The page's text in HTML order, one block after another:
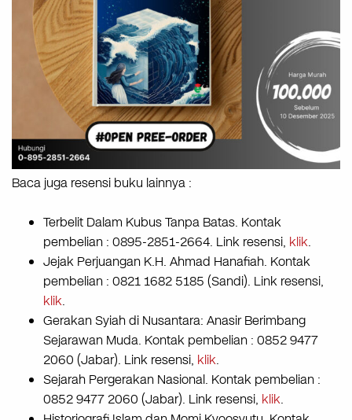
Baca juga resensi buku lainnya :
Terbelit Dalam Kubus Tanpa Batas. Kontak
pembelian : 0895-2851-2664. Link resensi, klik.
Jejak Perjuangan K.H. Ahmad Hanafiah. Kontak
pembelian : 0821 1682 5185 (Sandi). Link resensi,
klik.
Gerakan Syiah di Nusantara: Anasir Berimbang
Sejarawan Muda. Kontak pembelian : 0852 9477
2060 (Jabar). Link resensi, klik.
Sejarah Pergerakan Nasional. Kontak pembelian :
0852 9477 2060 (Jabar). Link resensi, klik.